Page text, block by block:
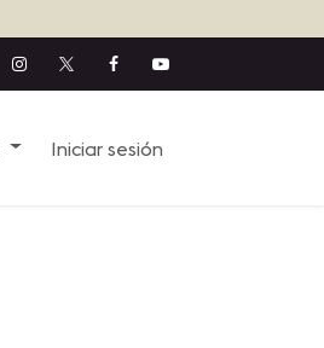
Iniciar sesión